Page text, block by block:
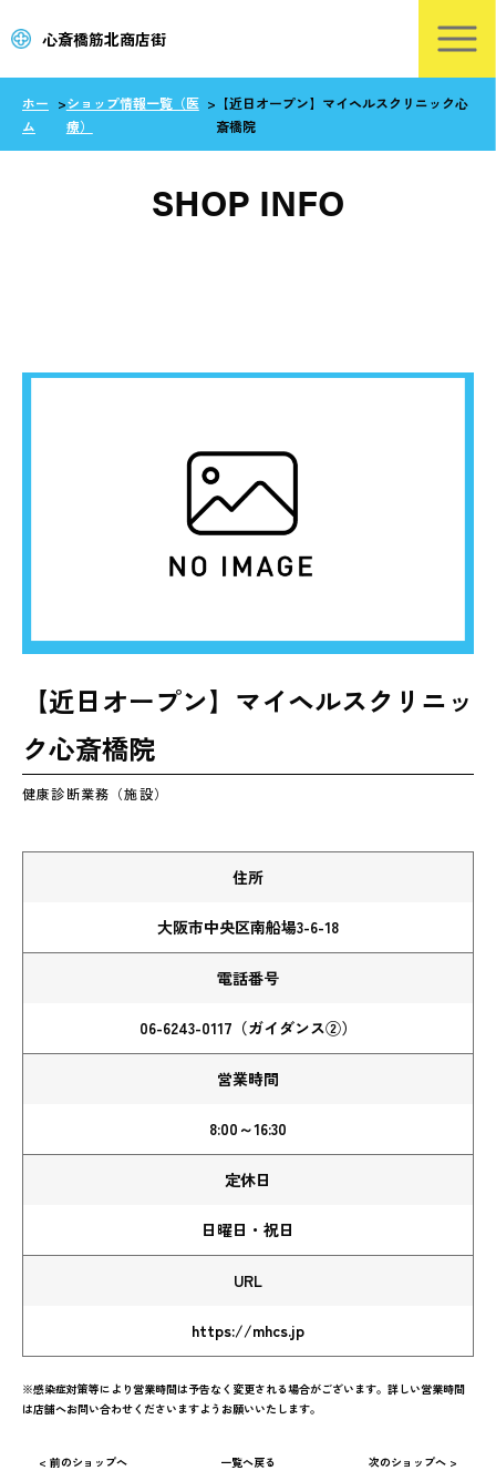
心斎橋筋北商店街
ホー
ム
>ショップ情報一覧（医
療）
> 【近日オープン】マイヘルスクリニック心
斎橋院
SHOP INFO
【近日オープン】マイヘルスクリニッ
ク心斎橋院
健康診断業務（施設）
住所
大阪市中央区南船場3-6-18
電話番号
06-6243-0117（ガイダンス②）
営業時間
8:00～16:30
定休日
日曜日・祝日
URL
https://mhcs.jp
※感染症対策等により営業時間は予告なく変更される場合がございます。詳しい営業時間
は店舗へお問い合わせくださいますようお願いいたします。
< 前のショップへ 一覧へ戻る 次のショップへ >